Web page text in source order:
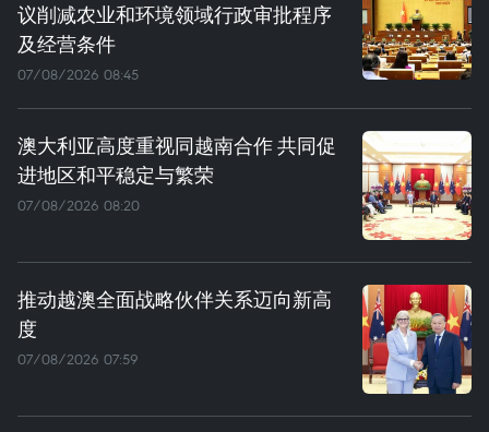
议削减农业和环境领域行政审批程序
及经营条件
07/08/2026 08:45
澳大利亚高度重视同越南合作 共同促
进地区和平稳定与繁荣
07/08/2026 08:20
推动越澳全面战略伙伴关系迈向新高
度
07/08/2026 07:59